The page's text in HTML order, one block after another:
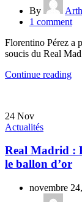
By
1 comment
Florentino Pérez a
soucis du Real
Continue reading
24 Nov
Actualités
Real Madrid :
le ballon d’or
novembre